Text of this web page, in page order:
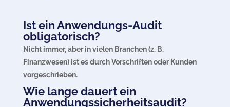
Ist ein Anwendungs-Audit
obligatorisch?
Nicht immer, aber in vielen Branchen (z. B.
Finanzwesen) ist es durch Vorschriften oder Kunden
vorgeschrieben.
Wie lange dauert ein
Anwendungssicherheitsaudit?